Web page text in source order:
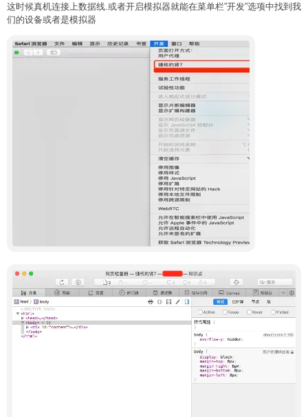
这时候真机连接上数据线.或者开启模拟器就能在菜单栏”开发”选项中找到我
们的设备或者是模拟器